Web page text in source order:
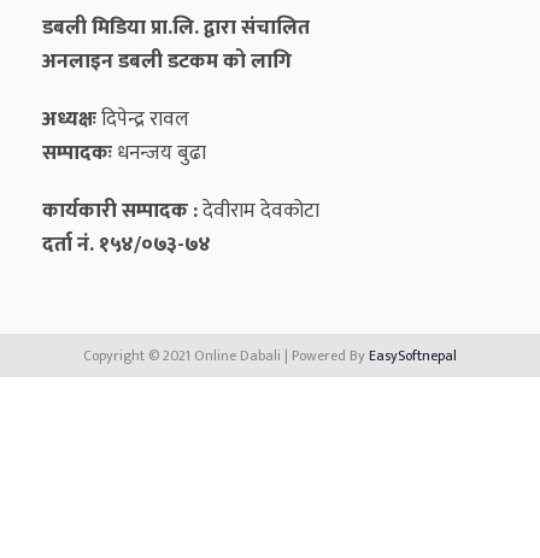
डबली मिडिया प्रा.लि. द्वारा संचालित
अनलाइन डबली डटकम को लागि
अध्यक्षःदिपेन्द्र रावल
सम्पादकःधनन्‍जय बुढा
कार्यकारी सम्पादक :देवीराम देवकोटा
दर्ता नं. १५४/०७३-७४
Copyright © 2021 Online Dabali | Powered ByEasySoftnepal